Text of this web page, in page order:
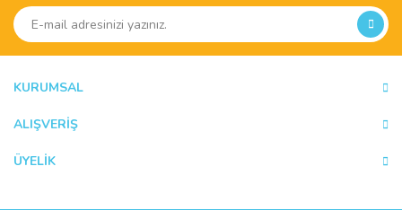
Ürün açıklamasında eksik bilgiler bulunuyor.
Ürün bilgilerinde hatalar bulunuyor.
KURUMSAL
ALIŞVERİŞ
ÜYELİK